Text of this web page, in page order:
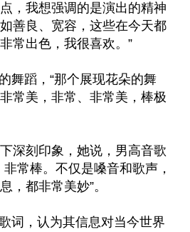
，我想强调的是演出的精神
善良、宽容，这些在今天都
常出色，我很喜欢。”
舞蹈，“那个展现花朵的舞
常美，非常、非常美，棒极
深刻印象，她说，男高音歌
常棒。不仅是嗓音和歌声，
，都非常美妙”。
词，认为其信息对当今世界